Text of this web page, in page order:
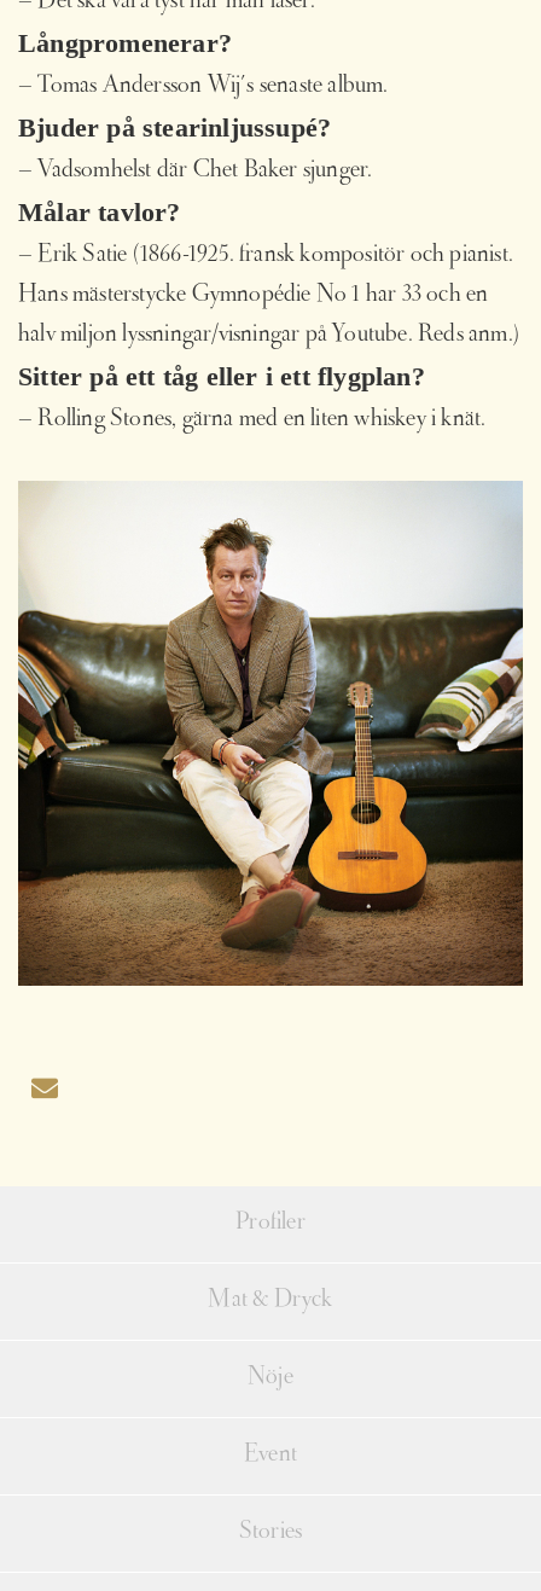
Långpromenerar?
– Tomas Andersson Wij´s senaste album.
Bjuder på stearinljussupé?
– Vadsomhelst där Chet Baker sjunger.
Målar tavlor?
– Erik Satie (1866-1925. fransk kompositör och pianist.
Hans mästerstycke Gymnopédie No 1 har 33 och en
halv miljon lyssningar/visningar på Youtube. Reds anm.)
Sitter på ett tåg eller i ett flygplan?
– Rolling Stones, gärna med en liten whiskey i knät.
Profiler
Mat & Dryck
Nöje
Event
Stories